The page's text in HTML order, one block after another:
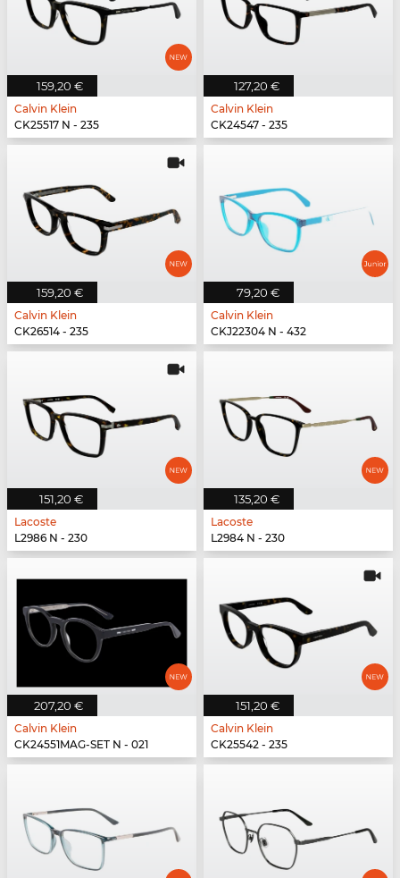
159,20 €
Calvin Klein
CK25517 N - 235
127,20 €
Calvin Klein
CK24547 - 235
159,20 €
Calvin Klein
CK26514 - 235
79,20 €
Calvin Klein
CKJ22304 N - 432
151,20 €
Lacoste
L2986 N - 230
135,20 €
Lacoste
L2984 N - 230
207,20 €
Calvin Klein
CK24551MAG-SET N - 021
151,20 €
Calvin Klein
CK25542 - 235